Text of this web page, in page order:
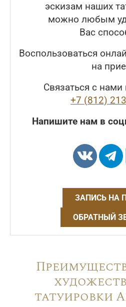
эскизам наших
можно любым
Вас
Воспользоваться
на
Связаться с нами
+7 (812)
Напишите нам в
ЗАПИСЬ НА
ОБРАТНЫЙ
татуировки